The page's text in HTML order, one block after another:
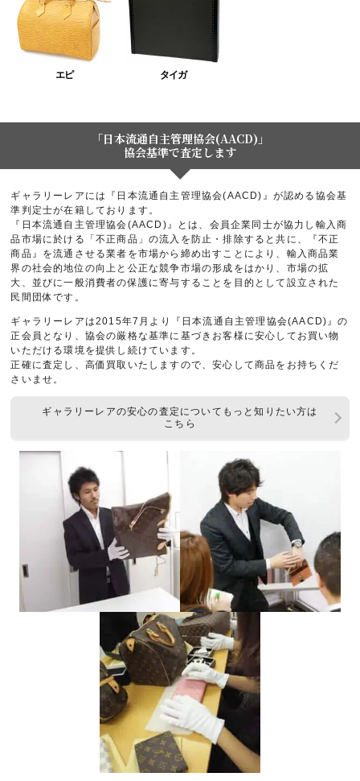
エピ タイガ
「日本流通自主管理協会(AACD)」
協会基準で査定します
ギャラリーレアには『日本流通自主管理協会(AACD)』が認める協会基
準判定士が在籍しております。
『日本流通自主管理協会(AACD)』とは、会員企業同士が協力し輸入商
品市場に於ける「不正商品」の流入を防止・排除すると共に、『不正
商品』を流通させる業者を市場から締め出すことにより、輸入商品業
界の社会的地位の向上と公正な競争市場の形成をはかり、市場の拡
大、並びに一般消費者の保護に寄与することを目的として設立された
民間団体です。
ギャラリーレアは2015年7月より『日本流通自主管理協会(AACD)』の
正会員となり、協会の厳格な基準に基づきお客様に安心してお買い物
いただける環境を提供し続けています。
正確に査定し、高価買取いたしますので、安心して商品をお持ちくだ
さいませ。
ギャラリーレアの安心の査定についてもっと知りたい方は
こちら